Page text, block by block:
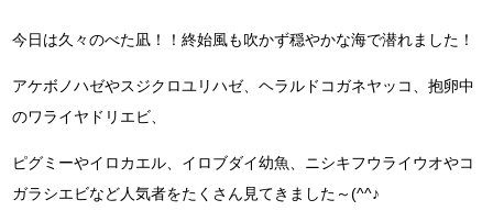
今日は久々のべた凪！！終始風も吹かず穏やかな海で潜れました！
アケボノハゼやスジクロユリハゼ、ヘラルドコガネヤッコ、抱卵中
のワライヤドリエビ、
ピグミーやイロカエル、イロブダイ幼魚、ニシキフウライウオやコ
ガラシエビなど人気者をたくさん見てきました～(^^♪